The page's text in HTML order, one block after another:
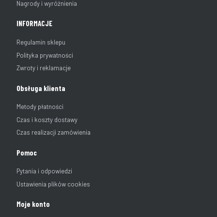
Nagrody i wyróżnienia
INFORMACJE
Regulamin sklepu
Polityka prywatności
Zwroty i reklamacje
Obsługa klienta
Metody płatności
Czas i koszty dostawy
Czas realizacji zamówienia
Pomoc
Pytania i odpowiedzi
Ustawienia plików cookies
Moje konto